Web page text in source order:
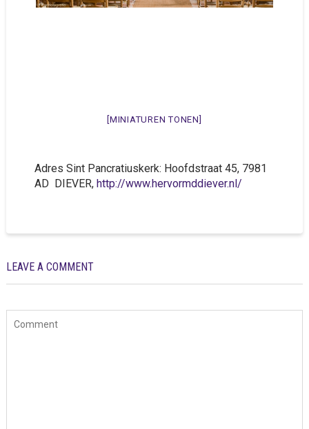
[MINIATUREN TONEN]
Adres Sint Pancratiuskerk: Hoofdstraat 45, 7981
AD DIEVER, http://www.hervormddiever.nl/
LEAVE A COMMENT